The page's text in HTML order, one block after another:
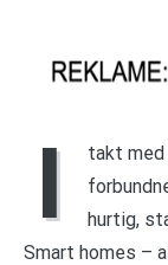
I
takt med
hurtig,
Smart homes –